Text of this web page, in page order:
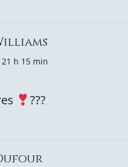
21 h 15 min
???